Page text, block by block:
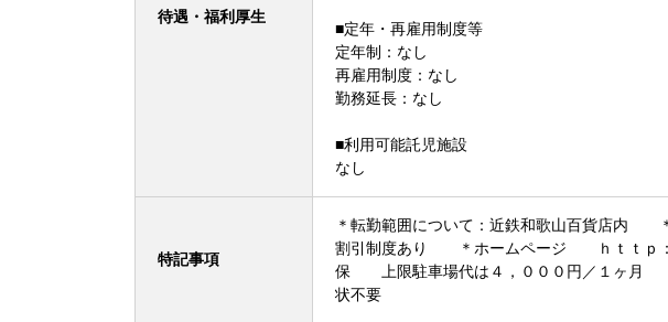
待遇・福利厚生
■定年・再雇用制度等
定年制：なし
再雇用制度：なし
勤務延長：なし
■利用可能託児施設
なし
特記事項
＊転勤範囲について：近鉄和歌山百貨店内
割引制度あり ＊ホームページ ｈｔｔｐ：
保 上限駐車場代は４，０００円／１ヶ月
状不要